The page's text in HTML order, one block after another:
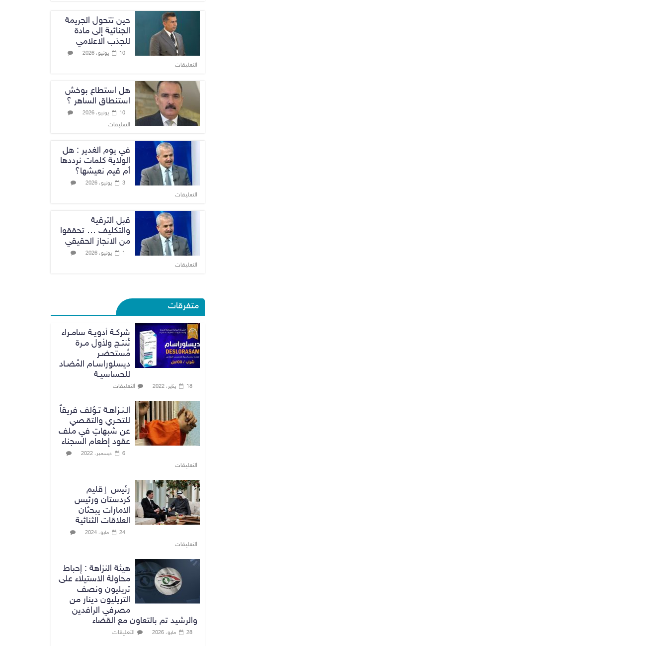
حين تتحول الجريمة
الجنائية إلى مادة
للجذب الاعلامي
10 يونيو، 2026
التعليقات
هل استطاع بوخش
استنطاق الساهر ؟
10 يونيو، 2026
التعليقات
في يوم الغدير : هل
الولاية كلمات نرددها
أم قيم نعيشها؟
3 يونيو، 2026
التعليقات
قبل الترقية
والتكليف … تحققوا
من الانجاز الحقيقي
1 يونيو، 2026
التعليقات
متفرقات
شركـة أدويـة سامـراء
تُنتـج ولأول مـرة
مُستحضـر
ديسلوراسـام المُضـاد
للحساسيـة
18 يناير، 2022 التعليقات
الـنـزاهـة تـؤلف فريقاً
للتحـري والتقـصي
عن شبهاتٍ في ملف
عقود إطعام السجناء
6 ديسمبر، 2022
التعليقات
رئيس ٳقليم
كردستان ورئيس
الامارات يبحثان
العلاقات الثنائية
24 مايو، 2024
التعليقات
هيئة النزاهة : إحباط
محاولة الاستيلاء على
تريليون ونصف
التريليون دينار من
مصرفي الرافدين
والرشيد تم بالتعاون مع القضاء
28 مايو، 2026 التعليقات